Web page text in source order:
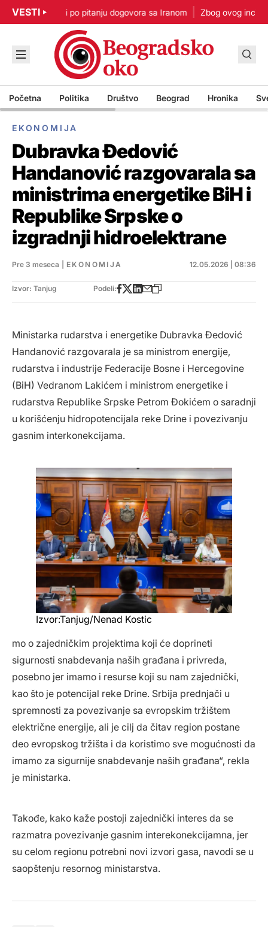
VESTI
Nisam u žurbi po pitanju dogovora sa Iranom Zbog ovog
Početna Politika Društvo Beograd Hronika
EKONOMIJA
Dubravka Đedović
Handanović razgovarala sa
ministrima energetike BiH i
Republike Srpske o
izgradnji hidroelektrane
Pre 3 meseca EKONOMIJA 12.05.2026 | 08:36
Izvor: Tanjug Podeli:
Ministarka rudarstva i energetike Dubravka Đedović
Handanović razgovarala je sa ministrom energije,
rudarstva i industrije Federacije Bosne i Hercegovine
(BiH) Vedranom Lakićem i ministrom energetike i
rudarstva Republike Srpske Petrom Đokićem o saradnji
u korišćenju hidropotencijala reke Drine i povezivanju
gasnim interkonekcijama.
Izvor:Tanjug/Nenad Kostic
mo o zajedničkim projektima koji će doprineti
sigurnosti snabdevanja naših građana i privreda,
posebno jer imamo i resurse koji su nam zajednički,
kao što je potencijal reke Drine. Srbija prednjači u
spremnosti za povezivanje sa evropskim tržištem
električne energije, ali je cilj da čitav region postane
deo evropskog tržišta i da koristimo sve mogućnosti da
imamo za sigurnije snabdevanje naših građana“, rekla
je ministarka.
Takođe, kako kaže postoji zajednički interes da se
razmatra povezivanje gasnim interekonekcijamna, jer
su celom regionu potrebni novi izvori gasa, navodi se u
saopštenju resornog ministarstva.